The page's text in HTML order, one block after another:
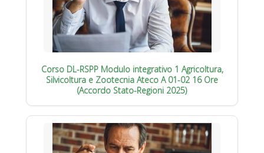
Corso DL-RSPP Modulo integrativo 1 Agricoltura,
Silvicoltura e Zootecnia Ateco A 01-02 16 Ore
(Accordo Stato-Regioni 2025)